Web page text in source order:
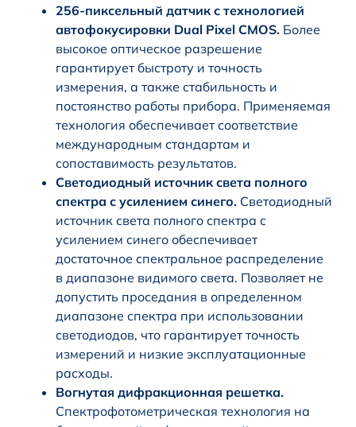
256-пиксельный датчик с технологией
автофокусировки Dual Pixel CMOS. Более
высокое оптическое разрешение
гарантирует быстроту и точность
измерения, а также стабильность и
постоянство работы прибора. Применяемая
технология обеспечивает соответствие
международным стандартам и
сопоставимость результатов.
Светодиодный источник света полного
спектра с усилением синего. Светодиодный
источник света полного спектра с
усилением синего обеспечивает
достаточное спектральное распределение
в диапазоне видимого света. Позволяет не
допустить проседания в определенном
диапазоне спектра при использовании
светодиодов, что гарантирует точность
измерений и низкие эксплуатационные
расходы.
Вогнутая дифракционная решетка.
Спектрофотометрическая технология на